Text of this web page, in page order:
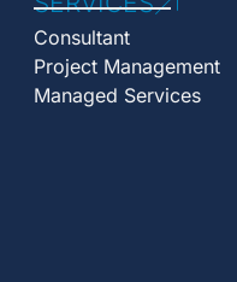
Consultant
Project Management
Managed Services